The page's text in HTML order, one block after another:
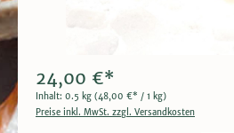
24,00 €*
Inhalt: 0.5 kg (48,00 €* / 1 kg)
Preise inkl. MwSt. zzgl. Versandkosten